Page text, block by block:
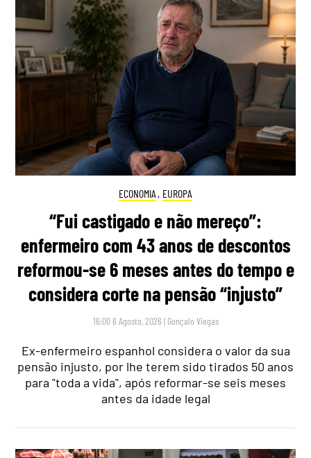
ECONOMIA , EUROPA
“Fui castigado e não mereço”:
enfermeiro com 43 anos de descontos
reformou-se 6 meses antes do tempo e
considera corte na pensão “injusto”
16:00 6 Agosto, 2026 | Gonçalo Viegas
Ex-enfermeiro espanhol considera o valor da sua
pensão injusto, por lhe terem sido tirados 50 anos
para "toda a vida", após reformar-se seis meses
antes da idade legal